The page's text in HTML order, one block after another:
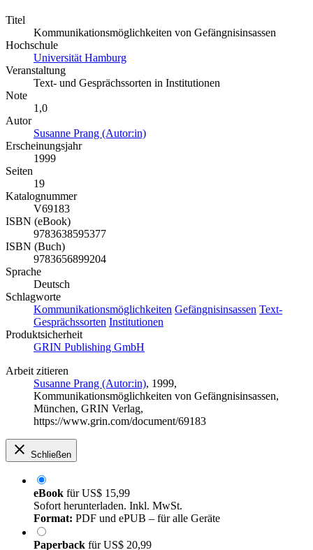
Titel
Kommunikationsmöglichkeiten von Gefängnisinsassen
Hochschule
Universität Hamburg
Veranstaltung
Text- und Gesprächssorten in Institutionen
Note
1,0
Autor
Susanne Prang (Autor:in)
Erscheinungsjahr
1999
Seiten
19
Katalognummer
V69183
ISBN (eBook)
9783638595377
ISBN (Buch)
9783656899204
Sprache
Deutsch
Schlagworte
Kommunikationsmöglichkeiten Gefängnisinsassen Text-
Gesprächssorten Institutionen
Produktsicherheit
GRIN Publishing GmbH
Arbeit zitieren
Susanne Prang (Autor:in), 1999,
Kommunikationsmöglichkeiten von Gefängnisinsassen,
München, GRIN Verlag,
https://www.grin.com/document/69183
Schließen
eBook fürUS$ 15,99
Sofort herunterladen. Inkl. MwSt.
Format: PDF und ePUB – für alle Geräte
Paperback fürUS$ 20,99